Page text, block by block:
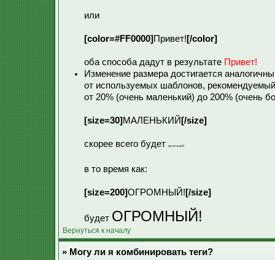
или
[color=#FF0000] Привет![/color]
оба способа дадут в результате Привет!
Изменение размера достигается
от используемых шаблонов,
от 20% (очень маленький) до 200% (очень
[size=30] МАЛЕНЬКИЙ [/size]
скорее всего будет МАЛЕНЬКИЙ
в то время как:
[size=200]ОГРОМНЫЙ![/size]
будет ОГРОМНЫЙ!
Вернуться к началу
» Могу ли я комбинировать теги?